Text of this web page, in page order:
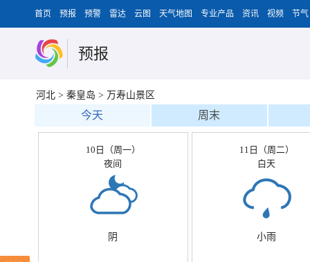
首页 预报 预警 雷达 云图 天气地图 专业产品 资讯 视频 节气
预报
河北 > 秦皇岛 > 万寿山景区
今天 周末
10日（周一）
夜间
阴
11日（周二）
白天
小雨